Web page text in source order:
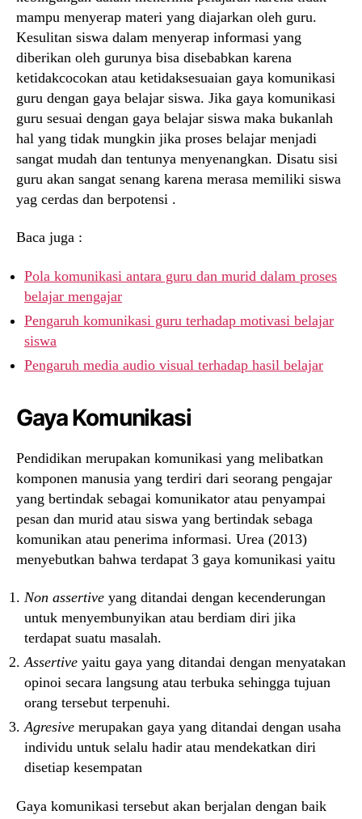
mampu menyerap materi yang diajarkan oleh guru.
Kesulitan siswa dalam menyerap informasi yang
diberikan oleh gurunya bisa disebabkan karena
ketidakcocokan atau ketidaksesuaian gaya komunikasi
guru dengan gaya belajar siswa. Jika gaya komunikasi
guru sesuai dengan gaya belajar siswa maka bukanlah
hal yang tidak mungkin jika proses belajar menjadi
sangat mudah dan tentunya menyenangkan. Disatu sisi
guru akan sangat senang karena merasa memiliki siswa
yag cerdas dan berpotensi .
Baca juga :
Pola komunikasi antara guru dan murid dalam proses
belajar mengajar
Pengaruh komunikasi guru terhadap motivasi belajar
siswa
Pengaruh media audio visual terhadap hasil belajar
Gaya Komunikasi
Pendidikan merupakan komunikasi yang melibatkan
komponen manusia yang terdiri dari seorang pengajar
yang bertindak sebagai komunikator atau penyampai
pesan dan murid atau siswa yang bertindak sebaga
komunikan atau penerima informasi. Urea (2013)
menyebutkan bahwa terdapat 3 gaya komunikasi yaitu
Non assertive yang ditandai dengan kecenderungan
untuk menyembunyikan atau berdiam diri jika
terdapat suatu masalah.
Assertive yaitu gaya yang ditandai dengan menyatakan
opinoi secara langsung atau terbuka sehingga tujuan
orang tersebut terpenuhi.
Agresive merupakan gaya yang ditandai dengan usaha
individu untuk selalu hadir atau mendekatkan diri
disetiap kesempatan
Gaya komunikasi tersebut akan berjalan dengan baik